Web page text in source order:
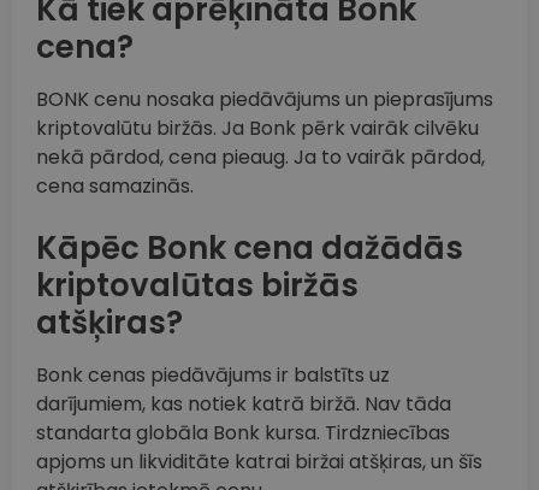
Kā tiek aprēķināta Bonk
cena?
BONK cenu nosaka piedāvājums un pieprasījums
kriptovalūtu biržās. Ja Bonk pērk vairāk cilvēku
nekā pārdod, cena pieaug. Ja to vairāk pārdod,
cena samazinās.
Kāpēc Bonk cena dažādās
kriptovalūtas biržās
atšķiras?
Bonk cenas piedāvājums ir balstīts uz
darījumiem, kas notiek katrā biržā. Nav tāda
standarta globāla Bonk kursa. Tirdzniecības
apjoms un likviditāte katrai biržai atšķiras, un šīs